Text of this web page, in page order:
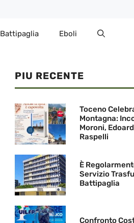
Battipaglia Eboli
PIU RECENTE
Toceno
Montagna:
Moroni,
Raspelli
È
Servizio
Battipaglia
Confronto